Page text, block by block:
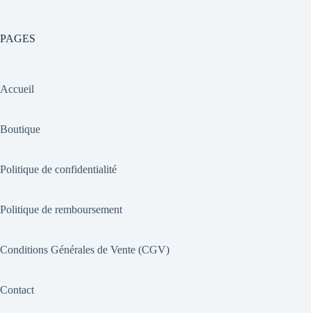
PAGES
Accueil
Boutique
Politique de confidentialité
Politique de remboursement
Conditions Générales de Vente (CGV)
Contact